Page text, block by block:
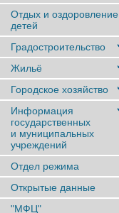
Отдых и оздоровление
детей
Градостроительство
Жильё
Городское хозяйство
Информация
государственных
и муниципальных
учреждений
Отдел режима
Открытые данные
"МФЦ"